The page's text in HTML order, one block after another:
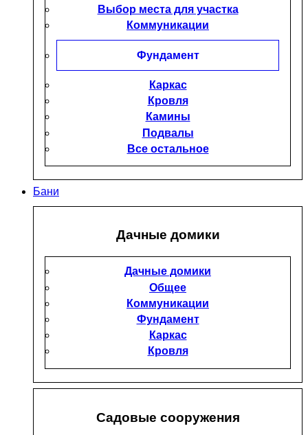
Выбор места для участка
Коммуникации
Фундамент
Каркас
Кровля
Камины
Подвалы
Все остальное
Бани
Дачные домики
Дачные домики
Общее
Коммуникации
Фундамент
Каркас
Кровля
Садовые сооружения